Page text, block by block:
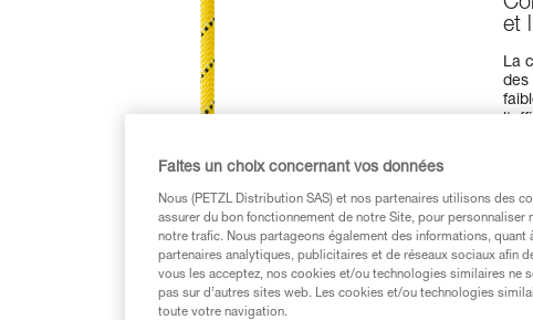
et
La
des
Faites un choix concernant vos données
Nous (PETZL Distribution SAS) et nos partenaires utilisons des
assurer du bon fonctionnement de notre Site, pour
notre trafic. Nous partageons également des informations, quant
partenaires analytiques, publicitaires et de réseaux sociaux afin
vous les acceptez, nos cookies et/ou technologies similaires ne
pas sur d’autres sites web. Les cookies et/ou technologies
toute votre navigation.